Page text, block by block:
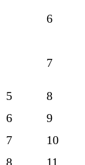
6
7
5
8
6
9
7
10
8
11